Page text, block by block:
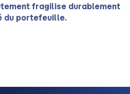
fragilise durablement
du portefeuille.